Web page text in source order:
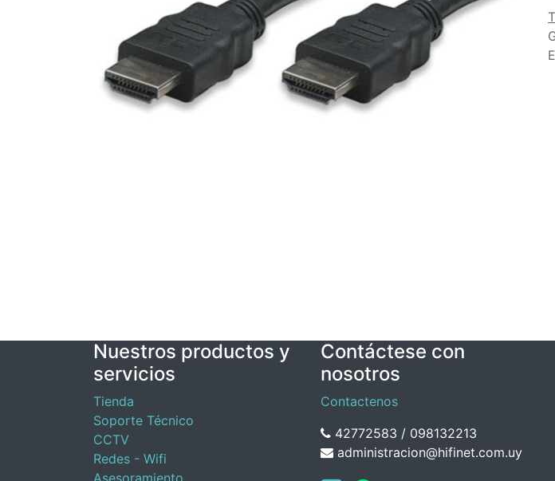
Nuestros productos y
servicios
Tienda
Soporte Técnico
CCTV
Redes - Wifi
Asesoramiento
Contáctese con
nosotros
Contactenos
42772583 / 098132213
administracion@hifinet.com.uy